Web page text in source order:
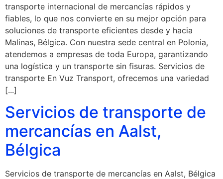
transporte internacional de mercancías rápidos y
fiables, lo que nos convierte en su mejor opción para
soluciones de transporte eficientes desde y hacia
Malinas, Bélgica. Con nuestra sede central en Polonia,
atendemos a empresas de toda Europa, garantizando
una logística y un transporte sin fisuras. Servicios de
transporte En Vuz Transport, ofrecemos una variedad
[...]
Servicios de transporte de
mercancías en Aalst,
Bélgica
Servicios de transporte de mercancías en Aalst, Bélgica